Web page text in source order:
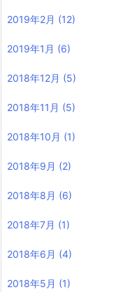
2019年2月 (12)
2019年1月 (6)
2018年12月 (5)
2018年11月 (5)
2018年10月 (1)
2018年9月 (2)
2018年8月 (6)
2018年7月 (1)
2018年6月 (4)
2018年5月 (1)